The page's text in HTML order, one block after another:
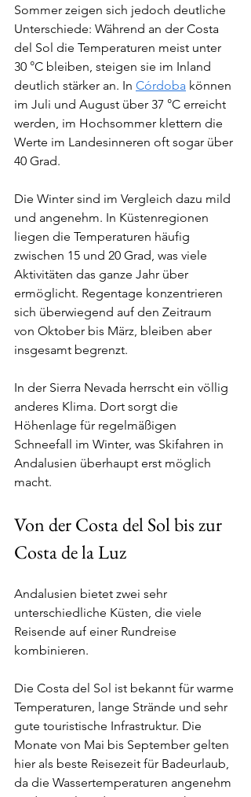
Sommer zeigen sich jedoch deutliche
Unterschiede: Während an der Costa
del Sol die Temperaturen meist unter
30 °C bleiben, steigen sie im Inland
deutlich stärker an. In Córdoba können
im Juli und August über 37 °C erreicht
werden, im Hochsommer klettern die
Werte im Landesinneren oft sogar über
40 Grad.
Die Winter sind im Vergleich dazu mild
und angenehm. In Küstenregionen
liegen die Temperaturen häufig
zwischen 15 und 20 Grad, was viele
Aktivitäten das ganze Jahr über
ermöglicht. Regentage konzentrieren
sich überwiegend auf den Zeitraum
von Oktober bis März, bleiben aber
insgesamt begrenzt.
In der Sierra Nevada herrscht ein völlig
anderes Klima. Dort sorgt die
Höhenlage für regelmäßigen
Schneefall im Winter, was Skifahren in
Andalusien überhaupt erst möglich
macht.
Von der Costa del Sol bis zur
Costa de la Luz
Andalusien bietet zwei sehr
unterschiedliche Küsten, die viele
Reisende auf einer Rundreise
kombinieren.
Die Costa del Sol ist bekannt für warme
Temperaturen, lange Strände und sehr
gute touristische Infrastruktur. Die
Monate von Mai bis September gelten
hier als beste Reisezeit für Badeurlaub,
da die Wassertemperaturen angenehm